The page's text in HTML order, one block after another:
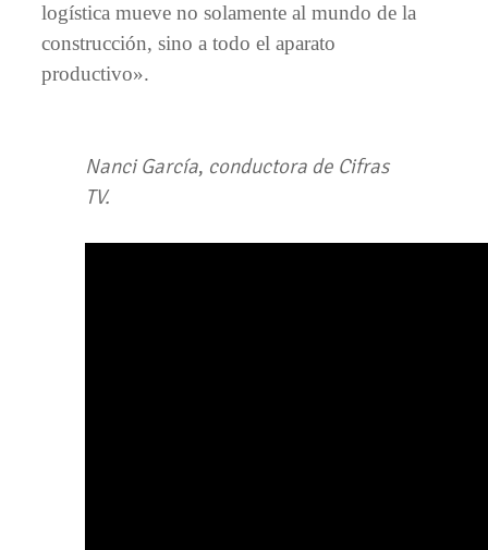
logística mueve no solamente al mundo de la
construcción, sino a todo el aparato
productivo».
Nanci García, conductora de Cifras
TV.